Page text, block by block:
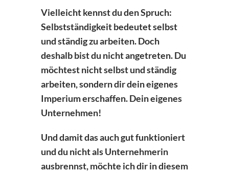
Vielleicht kennst du den Spruch:
Selbstständigkeit bedeutet selbst
und ständig zu arbeiten. Doch
deshalb bist du nicht angetreten. Du
möchtest nicht selbst und ständig
arbeiten, sondern dir dein eigenes
Imperium erschaffen. Dein eigenes
Unternehmen!
Und damit das auch gut funktioniert
und du nicht als Unternehmerin
ausbrennst, möchte ich dir in diesem